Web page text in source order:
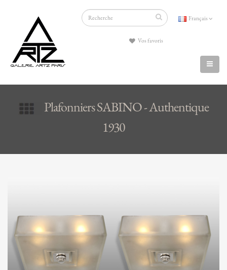
Français
Vos favoris
Plafonniers SABINO - Authentique
1930